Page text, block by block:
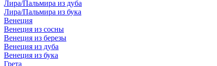
Лира/Пальмира из дуба
Лира/Пальмира из бука
Венеция
Венеция из сосны
Венеция из березы
Венеция из дуба
Венеция из бука
Грета